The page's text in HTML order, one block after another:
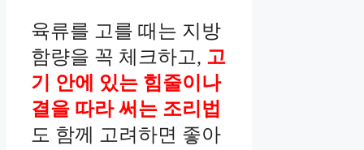
육류를 고를 때는 지방
함량을 꼭 체크하고, 고
기 안에 있는 힘줄이나
결을 따라 써는 조리법
도 함께 고려하면 좋아